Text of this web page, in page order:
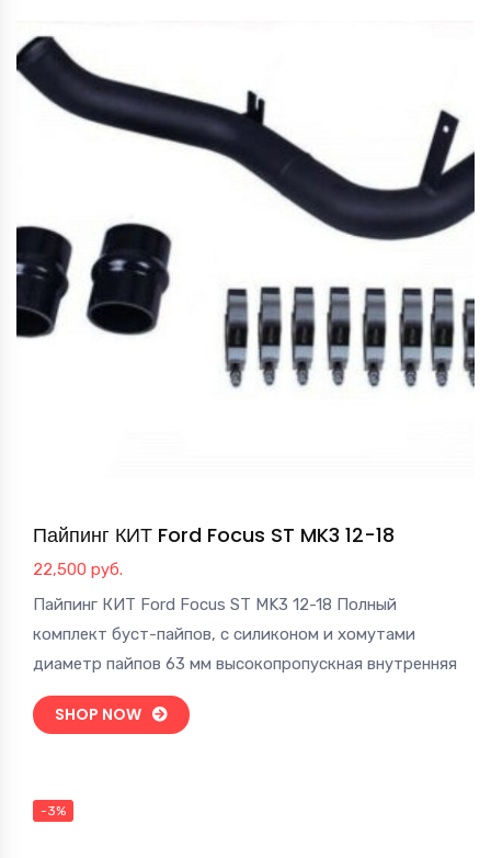
Пайпинг КИТ Ford Focus ST MK3 12-18
22,500 руб.
Пайпинг КИТ Ford Focus ST MK3 12-18 Полный
комплект буст-пайпов, с силиконом и хомутами
диаметр пайпов 63 мм высокопропускная внутренняя
SHOP NOW
-3%